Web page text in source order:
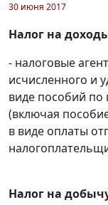
30 июня 2017
Налог на
- налоговые
исчисленного и
виде пособий по
(включая
в виде оплаты
Налог на